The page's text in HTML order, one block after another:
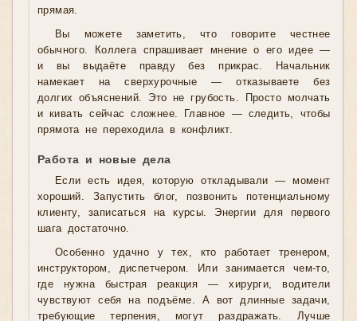
прямая.
Вы можете заметить, что говорите честнее
обычного. Коллега спрашивает мнение о его идее —
и вы выдаёте правду без прикрас. Начальник
намекает на сверхурочные — отказываете без
долгих объяснений. Это не грубость. Просто молчать
и кивать сейчас сложнее. Главное — следить, чтобы
прямота не переходила в конфликт.
Работа и новые дела
Если есть идея, которую откладывали — момент
хороший. Запустить блог, позвонить потенциальному
клиенту, записаться на курсы. Энергии для первого
шага достаточно.
Особенно удачно у тех, кто работает тренером,
инструктором, диспетчером. Или занимается чем-то,
где нужна быстрая реакция — хирурги, водители
чувствуют себя на подъёме. А вот длинные задачи,
требующие терпения, могут раздражать. Лучше